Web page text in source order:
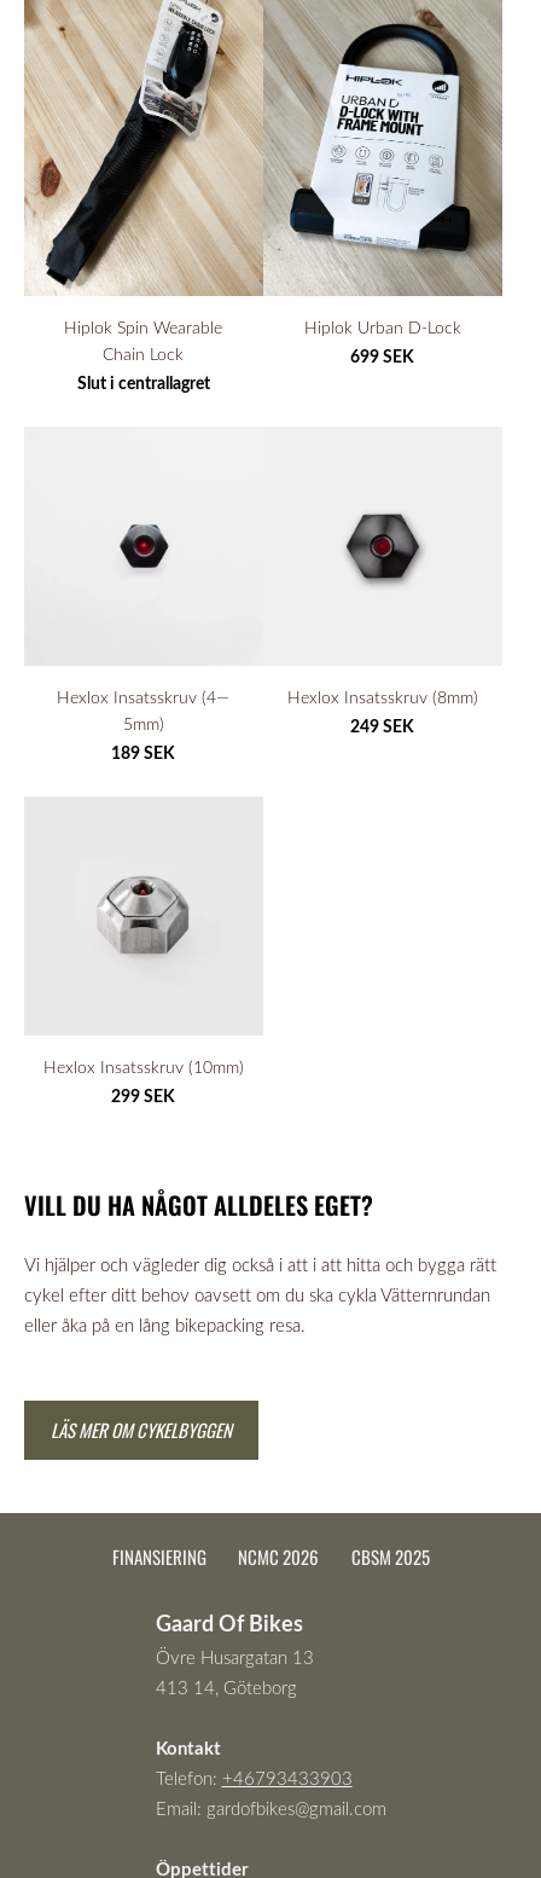
VILL DU HA NÅGOT ALLDELES EGET?
Vi hjälper och vägleder dig också i att i att hitta och bygga rätt
cykel efter ditt behov oavsett om du ska cykla Vätternrundan
eller åka på en lång bikepacking resa.
LÄS MER OM CYKELBYGGEN
Hiplok Spin Wearable
Chain Lock
Slut i centrallagret
Hiplok Urban D-Lock
699 SEK
Hexlox Insatsskruv (4—
5mm)
189 SEK
Hexlox Insatsskruv (8mm)
249 SEK
Hexlox Insatsskruv (10mm)
299 SEK
FINANSIERING NCMC 2026 CBSM 2025
Gaard Of Bikes
Övre Husargatan 13
413 14, Göteborg
Kontakt
Telefon: +46793433903
Email: gardofbikes@gmail.com
Öppettider